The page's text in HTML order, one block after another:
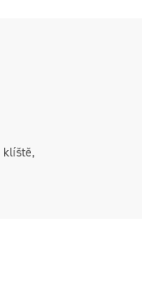
klíště,